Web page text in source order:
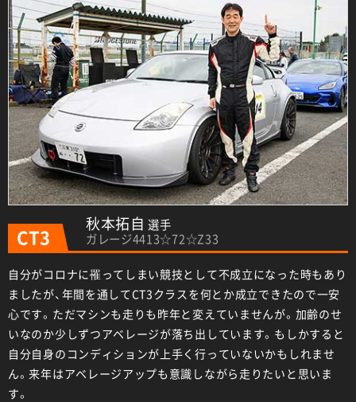
CT3
秋本拓自 選手
ガレージ4413☆72☆Z33
自分がコロナに罹ってしまい競技として不成立になった時もあり
ましたが、年間を通してCT3クラスを何とか成立できたので一安
心です。ただマシンも走りも昨年と変えていませんが。加齢のせ
いなのか少しずつアベレージが落ち出しています。もしかすると
自分自身のコンディションが上手く行っていないかもしれませ
ん。来年はアベレージアップも意識しながら走りたいと思いま
す。